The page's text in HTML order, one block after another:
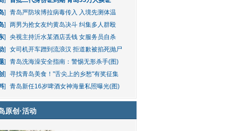
]
青岛严防埃博拉病毒传入 入境先测体温
]
两男为抢女友约黄岛决斗 纠集多人群殴
]
央视主持沂水某酒店丢钱 女服务员自杀
]
女司机开车蹭到流浪汉 拒道歉被掐死抛尸
]
青岛洗海澡安全指南：警惕无形杀手(图)
]
寻找青岛美食！"舌尖上的乡愁"有奖征集
] 青岛新任16岁啤酒女神海量私照曝光(图)
原创 ·活动